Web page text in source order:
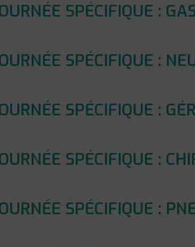
SPÉCIFIQUE :
SPÉCIFIQUE :
SPÉCIFIQUE :
SPÉCIFIQUE :
SPÉCIFIQUE :